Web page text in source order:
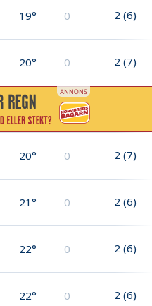
19° 0 2 (6)
20° 0 2 (7)
20° 0 2 (7)
21° 0 2 (6)
22° 0 2 (6)
22° 0 2 (6)